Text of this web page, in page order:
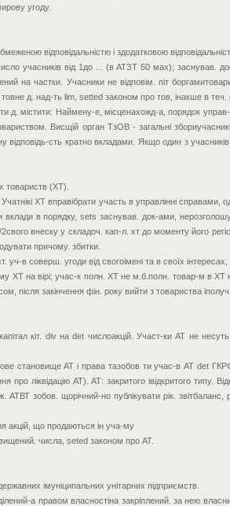
угоду.
відповідальністю і здодатковою
учасників від 1до ... (в АТЗТ 50 мах); заснував.
на частки. Учасники не відповім. піт
д. над-ть lim, setted законом про тов, інакше в
містити: Наймену-е, місценахожд-а, порядок управ-
Висщій орган ТзОВ - загальні
відповідь-сть кратно вкладами. Якщо один з
товариств (ХТ).
ХТ вправібрати участь в управлінні
вклади в порядку, sets заснував. док-ами,
внеску у складоч. кап-л. хт до моменту його
причому. збитки.
уч-в соверш. угоди від свогоімені та в своїх
ХТ на вірі; учас-к полн. ХТ не м.б.полн. товар-м в ХТ
після закінчення фін. року вийти з товариства
кіт. div на det числоакцій. Участ-ки АТ не
становище АТ і права тазобов ти учас-в АТ det
про ліквідацію АТ). АТ: закритого івідкритого
АТВТ зобов. щорічний-но публікувати рік.
акцій, що продаються ін уча-му
числа, seted законом про АТ.
імуніципальних унітарних підприємств.
а правом власностіна закріплений. за нею